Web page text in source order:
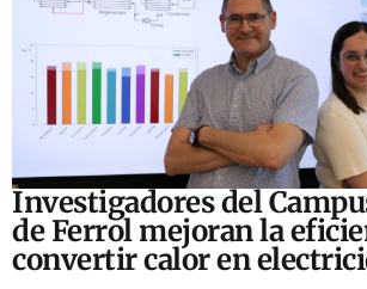
Investigadores del
de Ferrol mejoran la
convertir calor en